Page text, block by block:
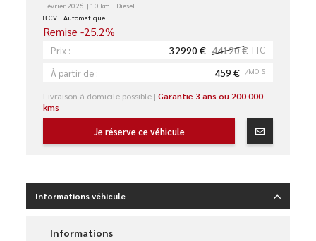
Février 2026 10 km
Diesel
8 CV
Automatique
Remise -25.2%
Prix : 32990 € 44120 €TTC
À partir de :
459 € /MOIS
Livraison à domicile possible |Garantie 3 ans ou 200 000
kms
Je réserve ce véhicule
Informations véhicule
Informations